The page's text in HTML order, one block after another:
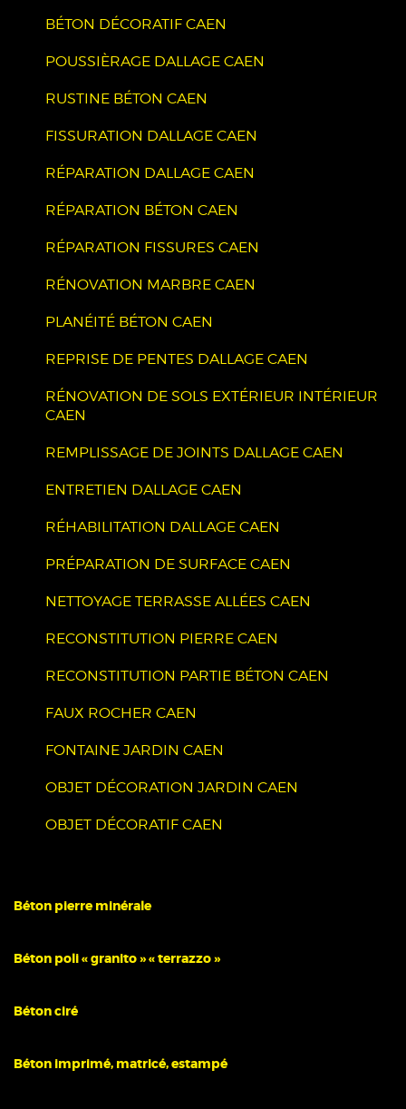
BÉTON DÉCORATIF CAEN
POUSSIÈRAGE DALLAGE CAEN
RUSTINE BÉTON CAEN
FISSURATION DALLAGE CAEN
RÉPARATION DALLAGE CAEN
RÉPARATION BÉTON CAEN
RÉPARATION FISSURES CAEN
RÉNOVATION MARBRE CAEN
PLANÉITÉ BÉTON CAEN
REPRISE DE PENTES DALLAGE CAEN
RÉNOVATION DE SOLS EXTÉRIEUR INTÉRIEUR
CAEN
REMPLISSAGE DE JOINTS DALLAGE CAEN
ENTRETIEN DALLAGE CAEN
RÉHABILITATION DALLAGE CAEN
PRÉPARATION DE SURFACE CAEN
NETTOYAGE TERRASSE ALLÉES CAEN
RECONSTITUTION PIERRE CAEN
RECONSTITUTION PARTIE BÉTON CAEN
FAUX ROCHER CAEN
FONTAINE JARDIN CAEN
OBJET DÉCORATION JARDIN CAEN
OBJET DÉCORATIF CAEN
Béton pierre minérale
Béton poli « granito » « terrazzo »
Béton ciré
Béton imprimé, matricé, estampé